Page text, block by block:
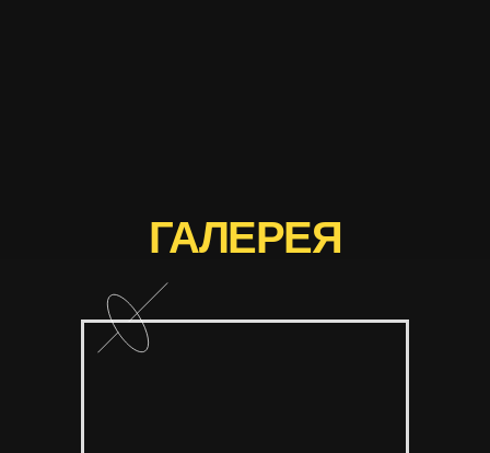
ГАЛЕРЕЯ